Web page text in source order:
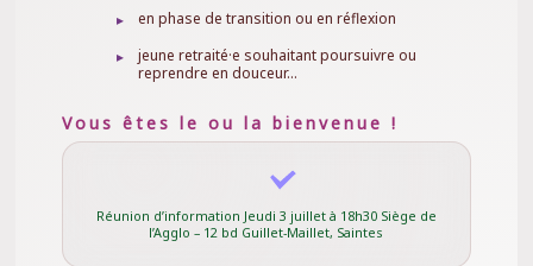
en phase de transition ou en réflexion
jeune retraité·e souhaitant poursuivre ou
reprendre en douceur…
Vous êtes le ou la bienvenue !
Réunion d’information Jeudi 3 juillet à 18h30 Siège de
l’Agglo – 12 bd Guillet-Maillet, Saintes